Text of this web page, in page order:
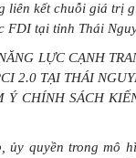
liên kết chuỗi giá trị
FDI tại tỉnh Thái
LỰC CẠNH
2.0 TẠI THÁI
CHÍNH SÁCH
ủy quyền trong mô